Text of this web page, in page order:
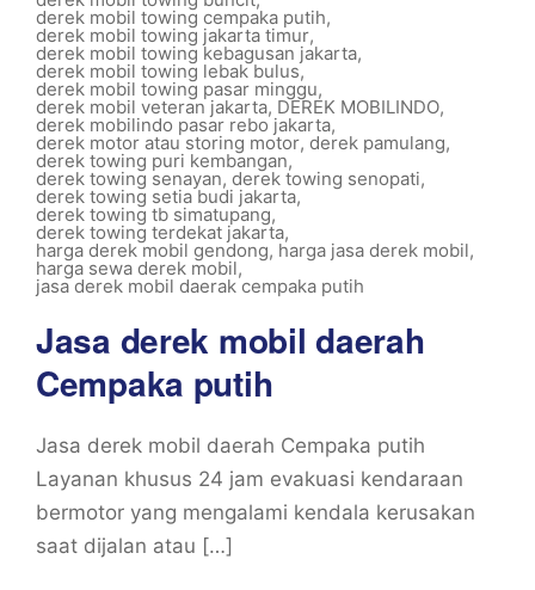
derek mobil towing cempaka putih,
derek mobil towing jakarta timur,
derek mobil towing kebagusan jakarta,
derek mobil towing lebak bulus,
derek mobil towing pasar minggu,
derek mobil veteran jakarta, DEREK MOBILINDO,
derek mobilindo pasar rebo jakarta,
derek motor atau storing motor, derek pamulang,
derek towing puri kembangan,
derek towing senayan, derek towing senopati,
derek towing setia budi jakarta,
derek towing tb simatupang,
derek towing terdekat jakarta,
harga derek mobil gendong, harga jasa derek mobil,
harga sewa derek mobil,
jasa derek mobil daerak cempaka putih
Jasa derek mobil daerah
Cempaka putih
Jasa derek mobil daerah Cempaka putih
Layanan khusus 24 jam evakuasi kendaraan
bermotor yang mengalami kendala kerusakan
saat dijalan atau […]